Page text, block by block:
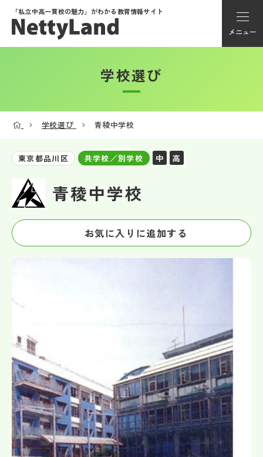
「私立中高一貫校の魅力」がわかる教育情報サイト
メニュー
アカウント登録
学校動画
私学探検隊
よみもの
学校からのお知らせ
学校HP最新情報
学校選び
学校選び 青稜中学校
東京都品川区 共学校／別学校 中 高
青稜中学校
お気に入りに追加する